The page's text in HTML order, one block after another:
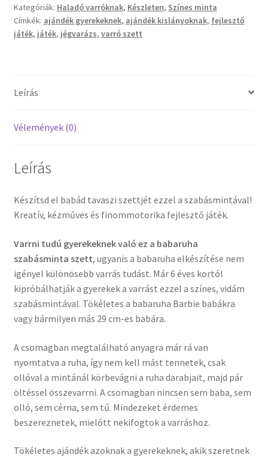
Kategóriák: Haladó varróknak, Készleten, Színes minta
Címkék: ajándék gyerekeknek, ajándék kislányoknak, fejlesztő
játék, játék, jégvarázs, varró szett
Leírás
Vélemények (0)
Leírás
Készítsd el babád tavaszi szettjét ezzel a szabásmintával!
Kreatív, kézműves és finommotorika fejlesztő játék.
Varrni tudú gyerekeknek való ez a babaruha
szabásminta szett, ugyanis a babaruha elkészítése nem
igényel különösebb varrás tudást. Már 6 éves kortól
kipróbálhatják a gyerekek a varrást ezzel a színes, vidám
szabásmintával. Tökéletes a babaruha Barbie babákra
vagy bármilyen más 29 cm-es babára.
A csomagban megtalálható anyagra már rá van
nyomtatva a ruha, így nem kell mást tennetek, csak
ollóval a mintánál körbevágni a ruha darabjait, majd pár
öltéssel összevarrni. A csomagban nincsen sem baba, sem
olló, sem cérna, sem tű. Mindezeket érdemes
beszereznetek, mielőtt nekifogtok a varráshoz.
Tökéletes ajándék azoknak a gyerekeknek, akik szeretnek